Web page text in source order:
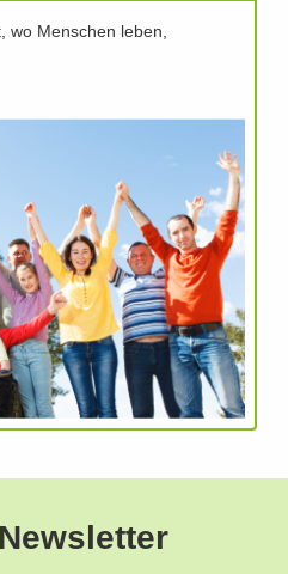
wo Menschen leben,